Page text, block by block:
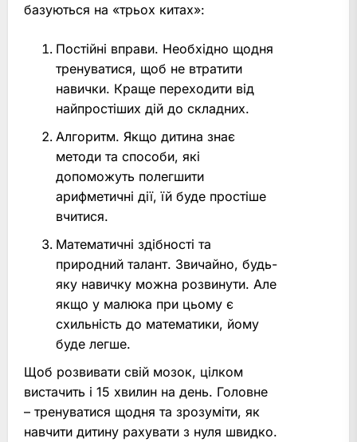
базуються на «трьох китах»:
Постійні вправи. Необхідно щодня
тренуватися, щоб не втратити
навички. Краще переходити від
найпростіших дій до складних.
Алгоритм. Якщо дитина знає
методи та способи, які
допоможуть полегшити
арифметичні дії, їй буде простіше
вчитися.
Математичні здібності та
природний талант. Звичайно, будь-
яку навичку можна розвинути. Але
якщо у малюка при цьому є
схильність до математики, йому
буде легше.
Щоб розвивати свій мозок, цілком
вистачить і 15 хвилин на день. Головне
– тренуватися щодня та зрозуміти, як
навчити дитину рахувати з нуля швидко.